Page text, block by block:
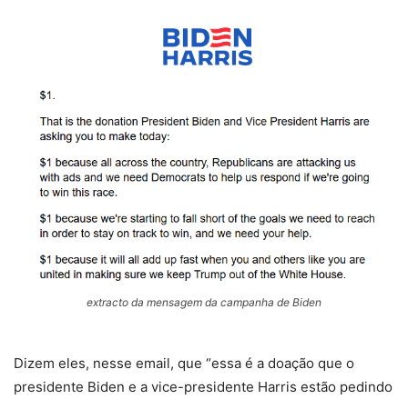
extracto da mensagem da campanha de Biden
Dizem eles, nesse email, que “essa é a doação que o
presidente Biden e a vice-presidente Harris estão pedindo